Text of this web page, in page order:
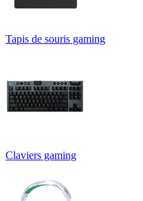
Tapis de souris gaming
Claviers gaming